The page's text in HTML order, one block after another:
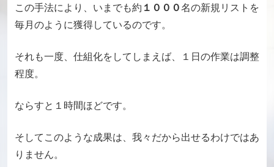
この手法により、 いまでも約 １０００名の新規リストを
毎月のように獲得しているのです。
それも一度、仕組化をしてしまえば、
１日の作業は調整
程度。
ならすと１時間ほどです。
そしてこのような成果は、 我々だから出せるわけではあ
りません。